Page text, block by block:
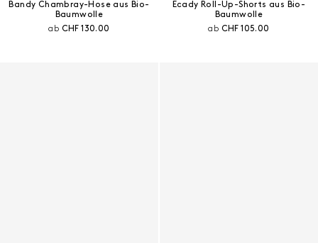
Bandy Chambray-Hose aus Bio-
Baumwolle
ab Aktueller Preis:
CHF 130.00
Ecady Roll-Up-Shorts aus Bio-
Baumwolle
ab Aktueller Preis:
CHF 105.00